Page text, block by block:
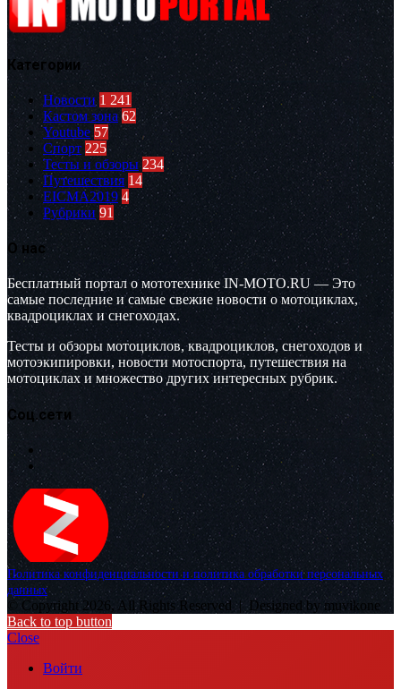
Категории
Новости 1 241
Кастом зона 62
Youtube 57
Спорт 225
Тесты и обзоры 234
Путешествия 14
EICMA2019 4
Рубрики 91
О нас
Бесплатный портал о мототехнике IN-MOTO.RU — Это
самые последние и самые свежие новости о мотоциклах,
квадроциклах и снегоходах.
Тесты и обзоры мотоциклов, квадроциклов, снегоходов и
мотоэкипировки, новости мотоспорта, путешествия на
мотоциклах и множество других интересных рубрик.
Соц.сети
Политика конфиденциальности и политика обработки персональных
данных
© Copyright 2026, All Rights Reserved |Designed by muvikone
Back to top button
Close
Войти